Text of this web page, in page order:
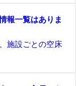
報一覧はありま
施設ごとの空床